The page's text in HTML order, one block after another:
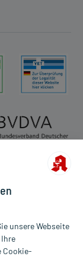
unsere Webseite
Cookie-